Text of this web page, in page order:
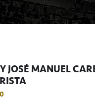
JOSÉ MANUEL